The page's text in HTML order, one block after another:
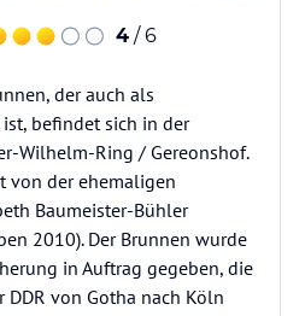
4 / 6
der auch als
befindet sich in der
Wilhelm-Ring / Gereonshof.
von der ehemaligen
Baumeister-Bühler
2010). Der Brunnen wurde
in Auftrag gegeben, die
DDR von Gotha nach Köln